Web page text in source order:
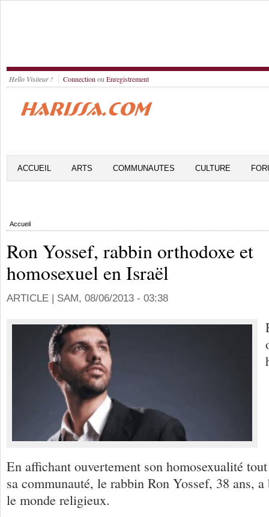
Hello Visiteur ! Connection ou Enregistrement
ACCUEIL ARTS COMMUNAUTES CULTURE
Accueil
Ron Yossef, rabbin orthodoxe et
homosexuel en Israël
ARTICLE | SAM, 08/06/2013 - 03:38
En affichant ouvertement son homosexualité
sa communauté, le rabbin Ron Yossef, 38 ans,
le monde religieux.